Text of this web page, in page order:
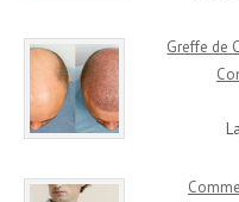
Greffe de